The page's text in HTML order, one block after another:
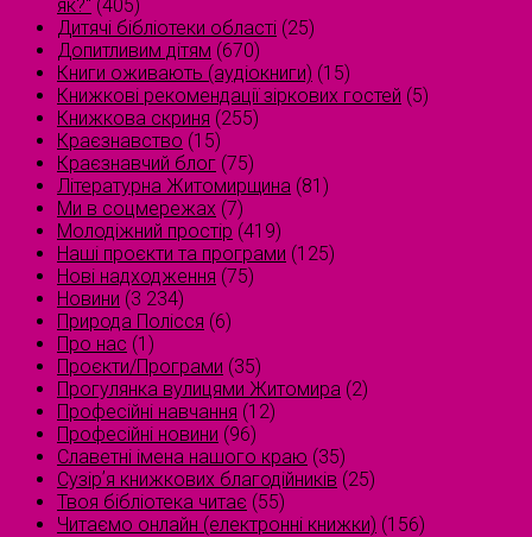
як?" (405)
Дитячі бібліотеки області (25)
Допитливим дітям (670)
Книги оживають (аудіокниги) (15)
Книжкові рекомендації зіркових гостей (5)
Книжкова скриня (255)
Краєзнавство (15)
Краєзнавчий блог (75)
Літературна Житомирщина (81)
Ми в соцмережах (7)
Молодіжний простір (419)
Наші проєкти та програми (125)
Нові надходження (75)
Новини (3 234)
Природа Полісся (6)
Про нас (1)
Проєкти/Програми (35)
Прогулянка вулицями Житомира (2)
Професійні навчання (12)
Професійні новини (96)
Славетні імена нашого краю (35)
Сузірʼя книжкових благодійників (25)
Твоя бібліотека читає (55)
Читаємо онлайн (електронні книжки) (156)